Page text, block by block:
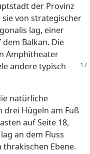
der Provinz
von strategischer
lag, einer
Balkan. Die
Amphitheater
andere typisch
natürliche
drei Hügeln am Fuß
auf Seite 18,
lag an dem Fluss
Ebene.